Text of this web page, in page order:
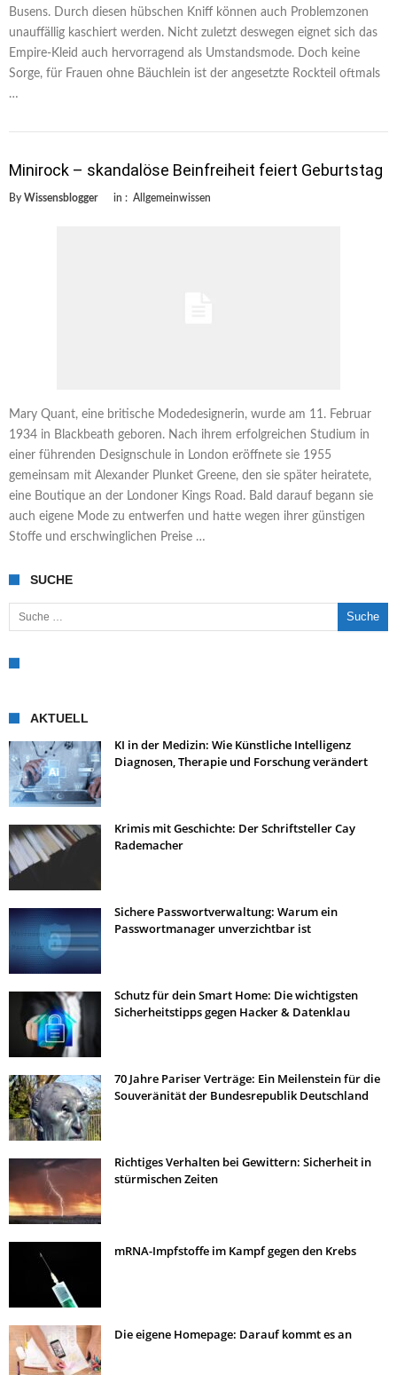
Busens. Durch diesen hübschen Kniff können auch Problemzonen
unauffällig kaschiert werden. Nicht zuletzt deswegen eignet sich das
Empire-Kleid auch hervorragend als Umstandsmode. Doch keine
Sorge, für Frauen ohne Bäuchlein ist der angesetzte Rockteil oftmals
…
Minirock – skandalöse Beinfreiheit feiert Geburtstag
By Wissensblogger in : Allgemeinwissen
Mary Quant, eine britische Modedesignerin, wurde am 11. Februar
1934 in Blackbeath geboren. Nach ihrem erfolgreichen Studium in
einer führenden Designschule in London eröffnete sie 1955
gemeinsam mit Alexander Plunket Greene, den sie später heiratete,
eine Boutique an der Londoner Kings Road. Bald darauf begann sie
auch eigene Mode zu entwerfen und hatte wegen ihrer günstigen
Stoffe und erschwinglichen Preise …
SUCHE
Suche nach:
AKTUELL
KI in der Medizin: Wie Künstliche Intelligenz
Diagnosen, Therapie und Forschung verändert
Krimis mit Geschichte: Der Schriftsteller Cay
Rademacher
Sichere Passwortverwaltung: Warum ein
Passwortmanager unverzichtbar ist
Schutz für dein Smart Home: Die wichtigsten
Sicherheitstipps gegen Hacker & Datenklau
70 Jahre Pariser Verträge: Ein Meilenstein für die
Souveränität der Bundesrepublik Deutschland
Richtiges Verhalten bei Gewittern: Sicherheit in
stürmischen Zeiten
mRNA-Impfstoffe im Kampf gegen den Krebs
Die eigene Homepage: Darauf kommt es an